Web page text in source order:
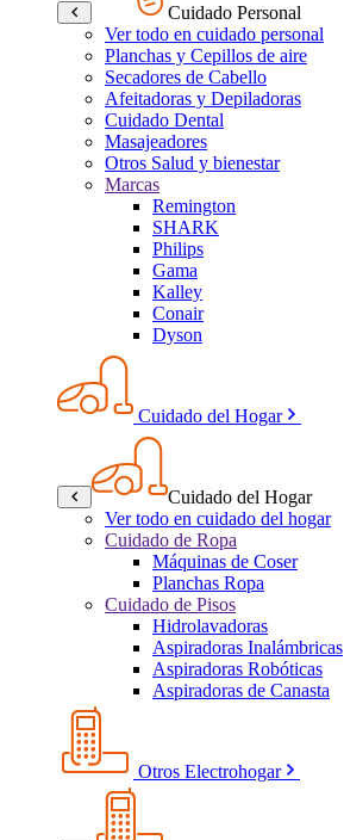
Cuidado Personal
Ver todo en cuidado personal
Planchas y Cepillos de aire
Secadores de Cabello
Afeitadoras y Depiladoras
Cuidado Dental
Masajeadores
Otros Salud y bienestar
Marcas
Remington
SHARK
Philips
Gama
Kalley
Conair
Dyson
Cuidado del Hogar
Cuidado del Hogar
Ver todo en cuidado del hogar
Cuidado de Ropa
Máquinas de Coser
Planchas Ropa
Cuidado de Pisos
Hidrolavadoras
Aspiradoras Inalámbricas
Aspiradoras Robóticas
Aspiradoras de Canasta
Otros Electrohogar